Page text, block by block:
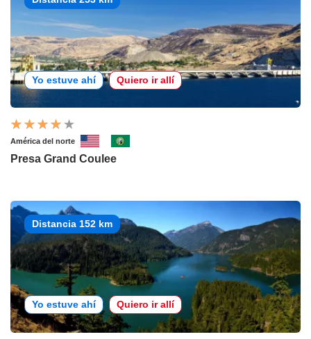
Yo estuve ahí Quiero ir allí
América del norte
Presa Grand Coulee
Distancia 152 km
Yo estuve ahí Quiero ir allí